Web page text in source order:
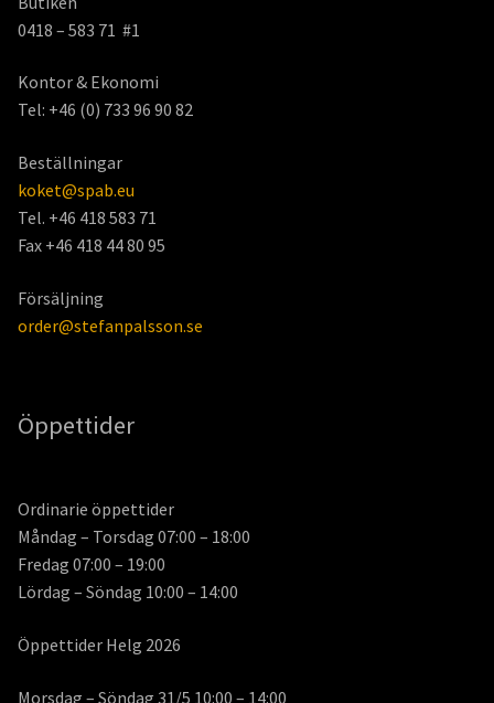
0418 – 583 71 #1
Kontor & Ekonomi
Tel: +46 (0) 733 96 90 82
Beställningar
koket@spab.eu
Tel. +46 418 583 71
Fax +46 418 44 80 95
Försäljning
order@stefanpalsson.se
Öppettider
Ordinarie öppettider
Måndag – Torsdag 07:00 – 18:00
Fredag 07:00 – 19:00
Lördag – Söndag 10:00 – 14:00
Öppettider Helg 2026
Morsdag – Söndag 31/5 10:00 – 14:00